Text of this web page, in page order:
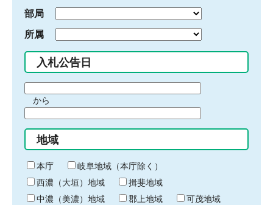
部局
所属
入札公告日
間
始
り
から
間
終
わ
り
地域
本庁
岐阜地域（本庁除く）
西濃（大垣）地域
揖斐地域
中濃（美濃）地域
郡上地域
可茂地域